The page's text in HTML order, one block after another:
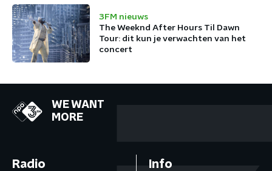
3FM nieuws
The Weeknd After Hours Til Dawn
Tour: dit kun je verwachten van het
concert
WE WANT
MORE
Radio Info